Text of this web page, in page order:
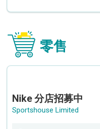
零售
Nike 分店招募中
Sportshouse Limited